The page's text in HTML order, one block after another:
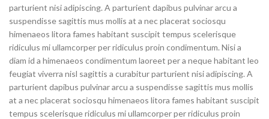
parturient nisi adipiscing. A parturient dapibus pulvinar arcu a
suspendisse sagittis mus mollis at a nec placerat sociosqu
himenaeos litora fames habitant suscipit tempus scelerisque
ridiculus mi ullamcorper per ridiculus proin condimentum. Nisi a
diam id a himenaeos condimentum laoreet per a neque habitant leo
feugiat viverra nisl sagittis a curabitur parturient nisi adipiscing. A
parturient dapibus pulvinar arcu a suspendisse sagittis mus mollis
at a nec placerat sociosqu himenaeos litora fames habitant suscipit
tempus scelerisque ridiculus mi ullamcorper per ridiculus proin